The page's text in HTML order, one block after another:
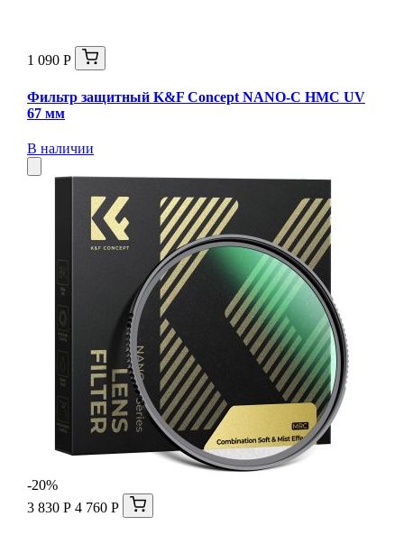
1 090 Р
Фильтр защитный K&F Concept NANO-C HMC UV
67 мм
В наличии
-20%
3 830 Р 4 760 Р